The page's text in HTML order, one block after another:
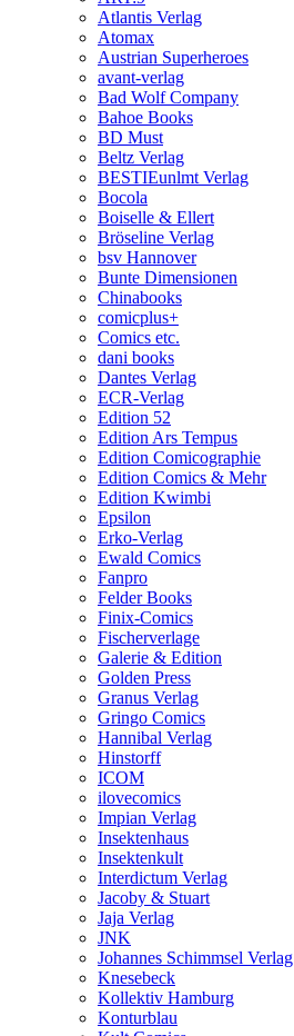
Atlantis Verlag
Atomax
Austrian Superheroes
avant-verlag
Bad Wolf Company
Bahoe Books
BD Must
Beltz Verlag
BESTIEunlmt Verlag
Bocola
Boiselle & Ellert
Bröseline Verlag
bsv Hannover
Bunte Dimensionen
Chinabooks
comicplus+
Comics etc.
dani books
Dantes Verlag
ECR-Verlag
Edition 52
Edition Ars Tempus
Edition Comicographie
Edition Comics & Mehr
Edition Kwimbi
Epsilon
Erko-Verlag
Ewald Comics
Fanpro
Felder Books
Finix-Comics
Fischerverlage
Galerie & Edition
Golden Press
Granus Verlag
Gringo Comics
Hannibal Verlag
Hinstorff
ICOM
ilovecomics
Impian Verlag
Insektenhaus
Insektenkult
Interdictum Verlag
Jacoby & Stuart
Jaja Verlag
JNK
Johannes Schimmsel Verlag
Knesebeck
Kollektiv Hamburg
Konturblau